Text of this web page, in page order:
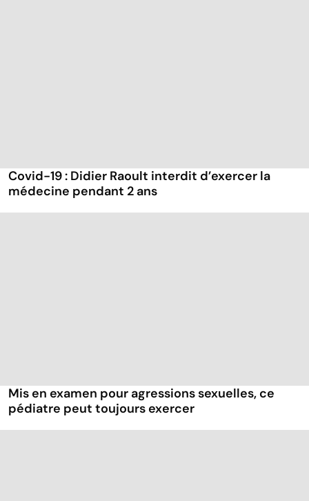
Covid-19 : Didier Raoult interdit d’exercer la
médecine pendant 2 ans
Mis en examen pour agressions sexuelles, ce
pédiatre peut toujours exercer